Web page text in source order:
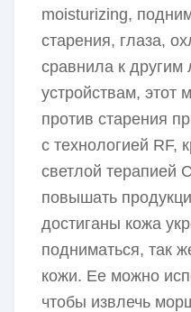
moisturizing,
старения, глаза,
сравнила к
устройствам, этот
против старения
с технологией RF,
светлой терапией
повышать
достиганы кожа
подниматься, так
кожи. Ее можно
чтобы извлечь